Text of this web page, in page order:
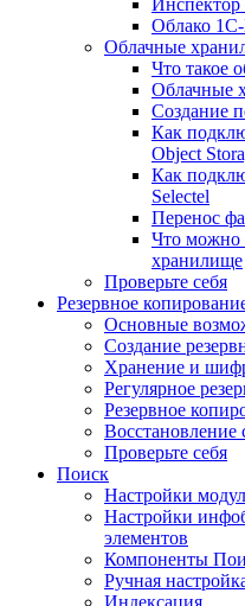
Инспектор
Облако 1С-
Облачные
Что такое
Облачные
Создание
Как
Object
Как
Selectel
Перенос
Что можно
хранилище
Проверьте себя
Резервное
Основные
Создание
Хранение и
Регулярное
Резервное
Восстановление
Проверьте себя
Поиск
Настройки
Настройки
элементов
Компоненты
Ручная
Индексация